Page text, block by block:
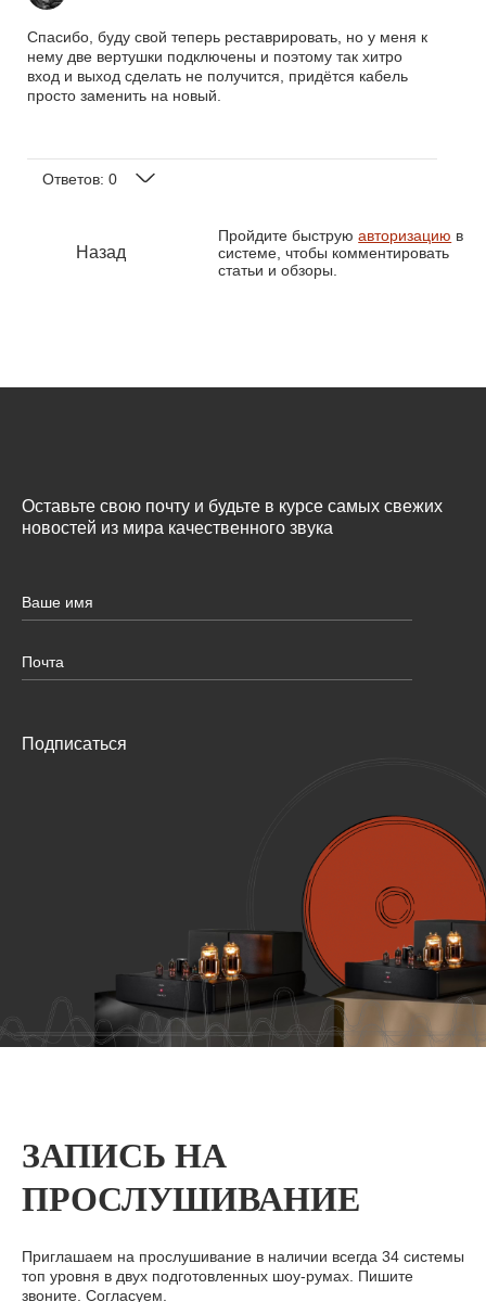
Спасибо, буду свой теперь реставрировать, но у меня к
нему две вертушки подключены и поэтому так хитро
вход и выход сделать не получится, придётся кабель
просто заменить на новый.
Ответов: 0
Назад
Пройдите быструюавторизацию в
системе, чтобы комментировать
статьи и обзоры.
Оставьте свою почту и будьте в курсе самых свежих
новостей из мира качественного звука
Подписаться
ЗАПИСЬ НА
ПРОСЛУШИВАНИЕ
Приглашаем на прослушивание в наличии всегда 34 системы
топ уровня в двух подготовленных шоу-румах. Пишите
звоните. Согласуем.